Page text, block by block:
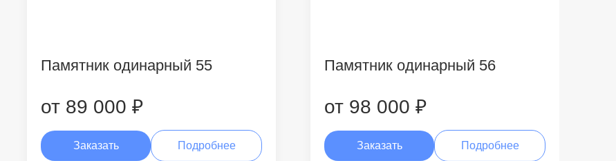
Памятник одинарный 55
от 89 000 ₽
Заказать Подробнее
Памятник одинарный 56
от 98 000 ₽
Заказать Подробнее